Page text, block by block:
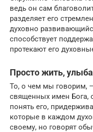
ведь он сам
разделяет его
духовно
способствует
протекают его
Просто жить,
То, о чем мы говорим,
священных имен Бога,
понять его,
которые в каждом
своему, но говорят